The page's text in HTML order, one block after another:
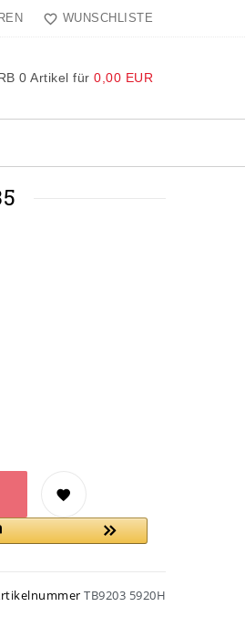
WUNSCHLISTE
0 Artikel für 0,00 EUR
TB9203 5920H